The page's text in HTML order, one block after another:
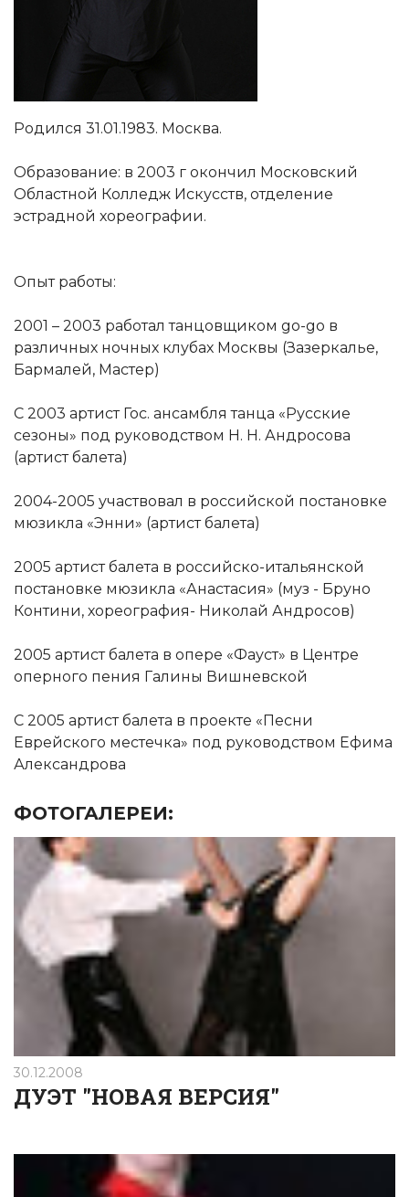
Родился 31.01.1983. Москва.
Образование: в 2003 г окончил Московский
Областной Колледж Искусств, отделение
эстрадной хореографии.
Опыт работы:
2001 – 2003 работал танцовщиком go-go в
различных ночных клубах Москвы (Зазеркалье,
Бармалей, Мастер)
С 2003 артист Гос. ансамбля танца «Русские
сезоны» под руководством Н. Н. Андросова
(артист балета)
2004-2005 участвовал в российской постановке
мюзикла «Энни» (артист балета)
2005 артист балета в российско-итальянской
постановке мюзикла «Анастасия» (муз - Бруно
Контини, хореография- Николай Андросов)
2005 артист балета в опере «Фауст» в Центре
оперного пения Галины Вишневской
С 2005 артист балета в проекте «Песни
Еврейского местечка» под руководством Ефима
Александрова
ФОТОГАЛЕРЕИ:
30.12.2008
ДУЭТ "НОВАЯ ВЕРСИЯ"